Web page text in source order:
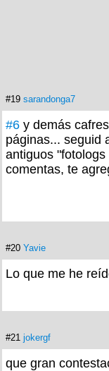
#19 sarandonga7
#6 y demás
páginas... seguid
antiguos
comentas, te
#20 Yavie
Lo que me he
#21 jokergf
que gran